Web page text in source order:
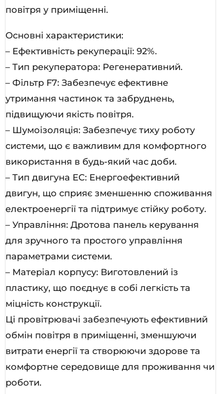
повітря у приміщенні.
Основні характеристики:
– Ефективність рекуперації: 92%.
– Тип рекуператора: Регенеративний.
– Фільтр F7: Забезпечує ефективне
утримання частинок та забруднень,
підвищуючи якість повітря.
– Шумоізоляція: Забезпечує тиху роботу
системи, що є важливим для комфортного
використання в будь-який час доби.
– Тип двигуна EC: Енергоефективний
двигун, що сприяє зменшенню споживання
електроенергії та підтримує стійку роботу.
– Управління: Дротова панель керування
для зручного та простого управління
параметрами системи.
– Матеріал корпусу: Виготовлений із
пластику, що поєднує в собі легкість та
міцність конструкції.
Ці провітрювачі забезпечують ефективний
обмін повітря в приміщенні, зменшуючи
витрати енергії та створюючи здорове та
комфортне середовище для проживання чи
роботи.